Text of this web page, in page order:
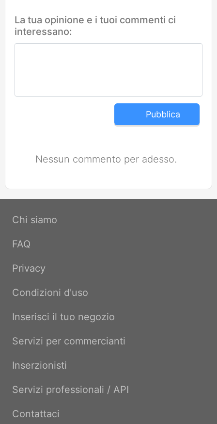
La tua opinione e i tuoi commenti ci
interessano:
Pubblica
Nessun commento per adesso.
Chi siamo
FAQ
Privacy
Condizioni d'uso
Inserisci il tuo negozio
Servizi per commercianti
Inserzionisti
Servizi professionali / API
Contattaci